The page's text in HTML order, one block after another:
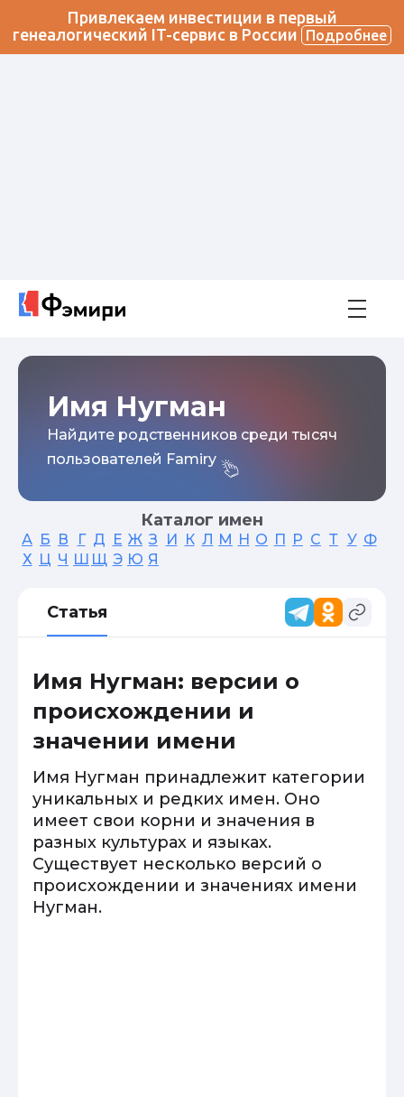
Привлекаем инвестиции в первый
генеалогический IT-сервис в России
Подробнее
Имя Нугман
Найдите родственников среди тысяч
пользователей Famiry
Каталог имен
А Б В Г Д Е Ж З И К Л М Н О П Р С Т У Ф
Х Ц Ч Ш Щ Э Ю Я
Статья
Имя Нугман: версии о
происхождении и
значении имени
Имя Нугман принадлежит категории
уникальных и редких имен. Оно
имеет свои корни и значения в
разных культурах и языках.
Существует несколько версий о
происхождении и значениях имени
Нугман.